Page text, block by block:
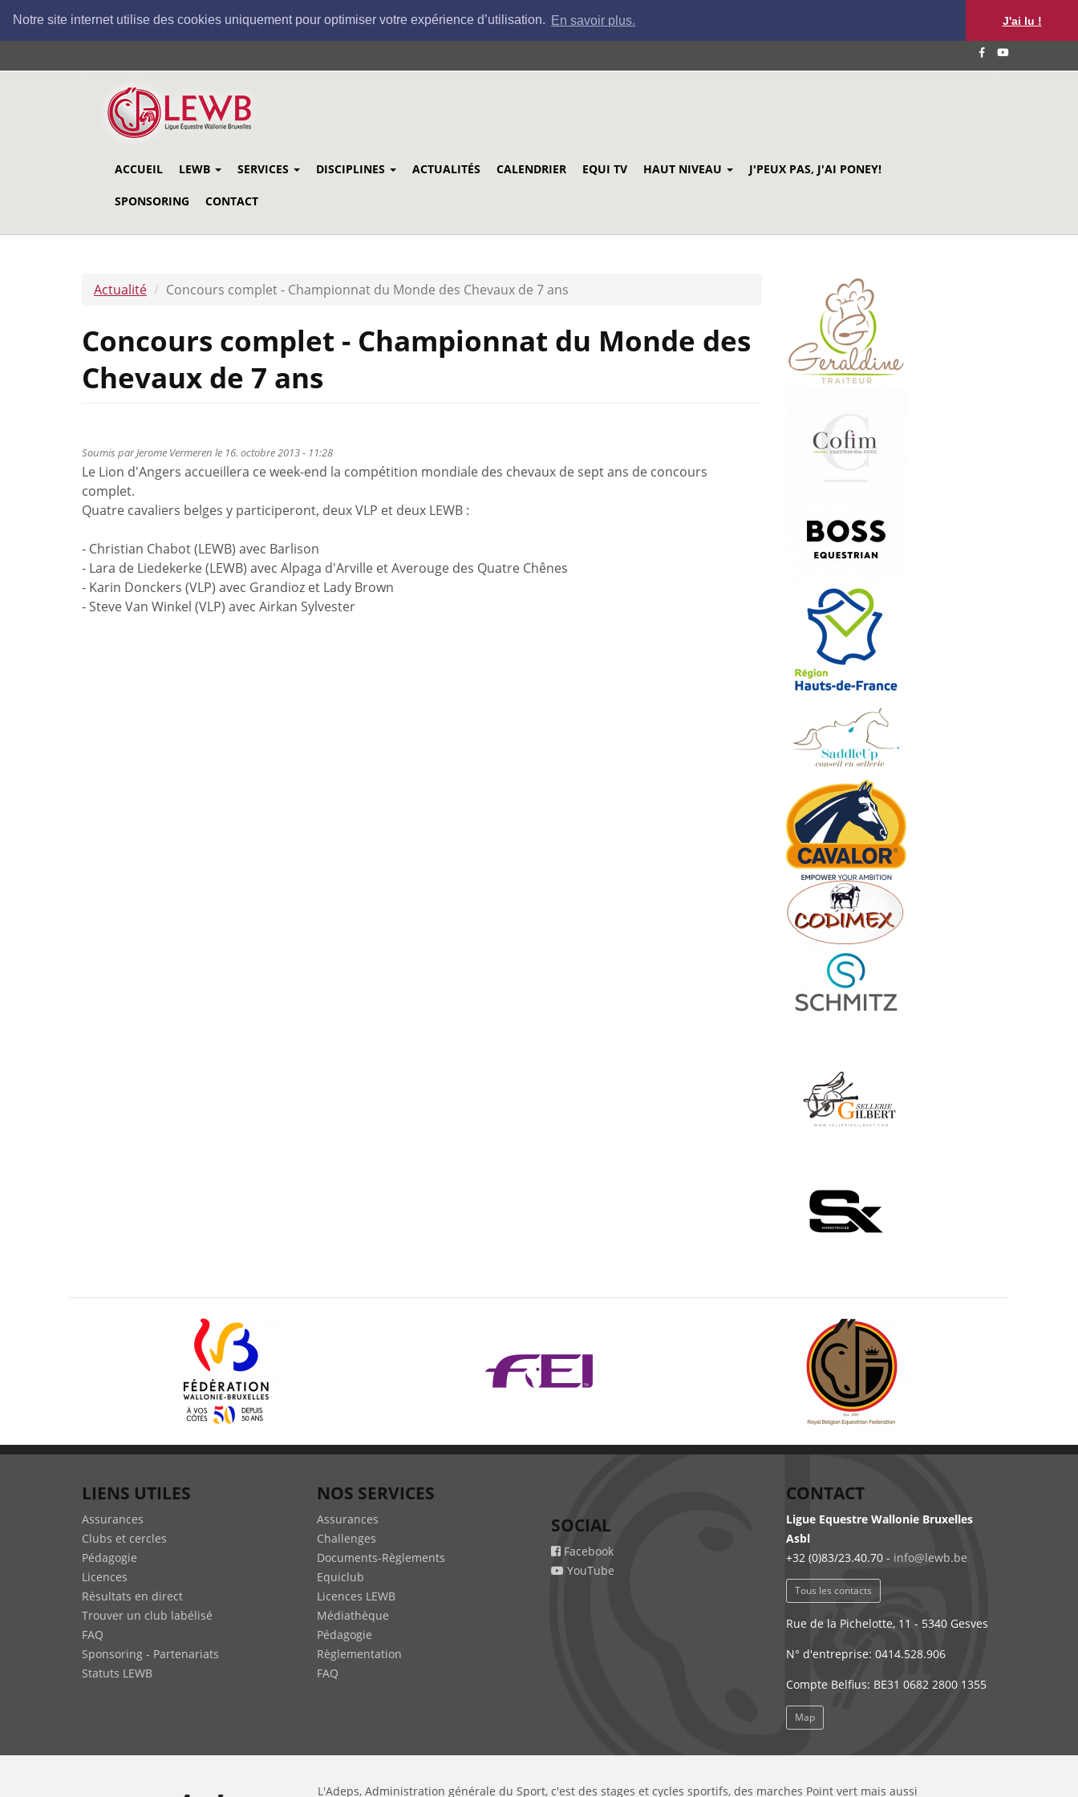
Notre site internet utilise des cookies uniquement pour optimiser votre expérience d’utilisation. En savoir plus. J'ai lu !
au
ACCUEIL LEWB SERVICES DISCIPLINES ACTUALITÉS CALENDRIER EQUI TV HAUT NIVEAU J'PEUX PAS, J'AI PONEY!
SPONSORING CONTACT
Actualité Concours complet - Championnat du Monde des Chevaux de 7 ans
Concours complet - Championnat du Monde des
Chevaux de 7 ans
Soumis parJerome Vermeren le 16. octobre 2013 - 11:28
Le Lion d'Angers accueillera ce week-end la compétition mondiale des chevaux de sept ans de concours
complet.
Quatre cavaliers belges y participeront, deux VLP et deux LEWB :
- Christian Chabot (LEWB) avec Barlison
- Lara de Liedekerke (LEWB) avec Alpaga d'Arville et Averouge des Quatre Chênes
- Karin Donckers (VLP) avec Grandioz et Lady Brown
- Steve Van Winkel (VLP) avec Airkan Sylvester
LIENS UTILES
Assurances
Clubs et cercles
Pédagogie
Licences
Résultats en direct
Trouver un club labélisé
FAQ
Sponsoring - Partenariats
Statuts LEWB
NOS SERVICES
Assurances
Challenges
Documents-Règlements
Equiclub
Licences LEWB
Médiathèque
Pédagogie
Règlementation
FAQ
SOCIAL
Facebook
YouTube
CONTACT
Ligue Equestre Wallonie Bruxelles
Asbl
+32 (0)83/23.40.70 - info@lewb.be
Tous les contacts
Rue de la Pichelotte, 11 - 5340 Gesves
N° d'entreprise: 0414.528.906
Compte Belfius: BE31 0682 2800 1355
Map
L'Adeps, Administration générale du Sport, c'est des stages et cycles sportifs, des marches Point vert mais aussi